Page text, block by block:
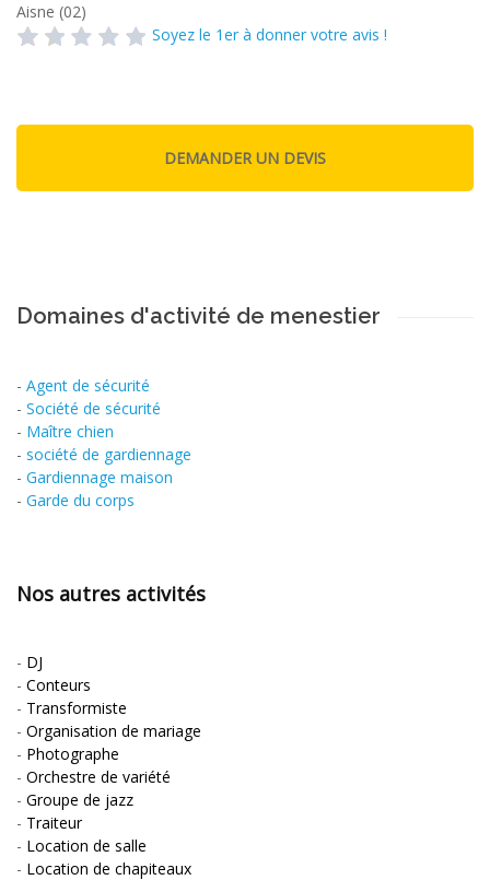
Aisne (02)
Soyez le 1er à donner votre avis !
Domaines d'activité de menestier
- Agent de sécurité
- Société de sécurité
- Maître chien
- société de gardiennage
- Gardiennage maison
- Garde du corps
Nos autres activités
- DJ
- Conteurs
- Transformiste
- Organisation de mariage
- Photographe
- Orchestre de variété
- Groupe de jazz
- Traiteur
- Location de salle
- Location de chapiteaux